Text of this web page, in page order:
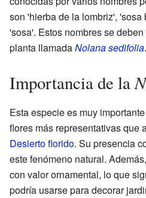
son 'hierba de la lombriz',
'sosa'. Estos nombres se
planta llamadaNolana sedifolia.
Importancia de la
Esta especie es muy
flores más representativas que
Desierto florido. Su presencia
este fenómeno natural.
con valor ornamental, lo que
podría usarse para decorar